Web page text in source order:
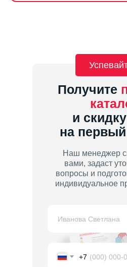
+7
Наш менеджер
вами, задаст
вопросы и
индивидуальное
Получите
и
на первый